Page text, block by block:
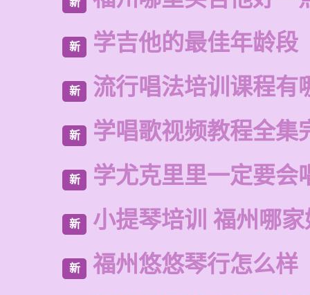
新
新 学吉他的最佳年龄段
新 流行唱法培训课程有
新 学唱歌视频教程全集
新 学尤克里里一定要会
新 小提琴培训 福州哪
新 福州悠悠琴行怎么样